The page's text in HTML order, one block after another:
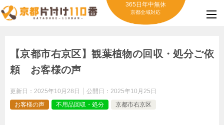
365日年中無休
京都全域対応
【京都市右京区】観葉植物の回収・処分ご依
頼 お客様の声
更新日： 2025年10月28日 公開日： 2025年10月25日
お客様の声
不用品回収・処分 京都市右京区